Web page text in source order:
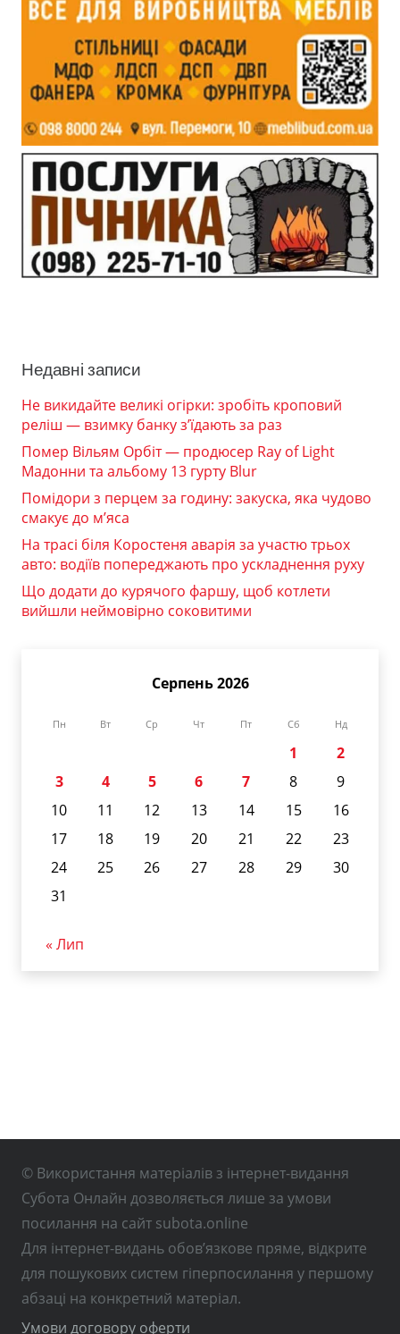
Недавні записи
Не викидайте великі огірки: зробіть кроповий
реліш — взимку банку з’їдають за раз
Помер Вільям Орбіт — продюсер Ray of Light
Мадонни та альбому 13 гурту Blur
Помідори з перцем за годину: закуска, яка чудово
смакує до м’яса
На трасі біля Коростеня аварія за участю трьох
авто: водіїв попереджають про ускладнення руху
Що додати до курячого фаршу, щоб котлети
вийшли неймовірно соковитими
Серпень 2026
Пн Вт Ср Чт Пт Сб Нд
1
2
3
4 5 6 7 8
9
10
11 12 13 14 15
16
17
18 19 20 21 22
23
24
25 26 27 28 29
30
31
« Лип
© Використання матеріалів з інтернет-видання
Субота Онлайн дозволяється лише за умови
посилання на сайт subota.online
Для інтернет-видань обов’язкове пряме, відкрите
для пошукових систем гіперпосилання у першому
абзаці на конкретний матеріал.
Умови договору оферти